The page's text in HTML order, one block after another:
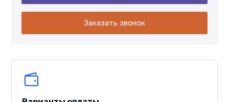
Заказать звонок